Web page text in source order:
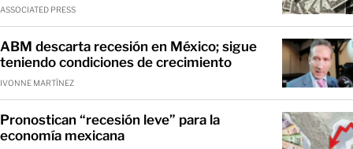
ASSOCIATED PRESS
ABM descarta recesión en México; sigue
teniendo condiciones de crecimiento
IVONNE MARTÍNEZ
Pronostican “recesión leve” para la
economía mexicana